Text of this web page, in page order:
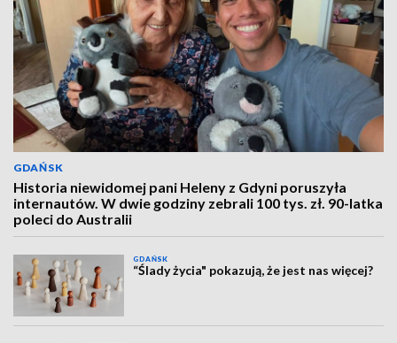
GDAŃSK
Historia niewidomej pani Heleny z Gdyni poruszyła
internautów. W dwie godziny zebrali 100 tys. zł. 90-latka
poleci do Australii
GDAŃSK
“Ślady życia" pokazują, że jest nas więcej?